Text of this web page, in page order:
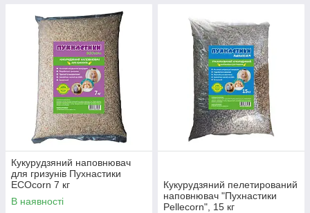
Кукурудзяний наповнювач
для гризунів Пухнастики
ECOcorn 7 кг
В наявності
Кукурудзяний пелетирований
наповнювач "Пухнастики
Pellecorn", 15 кг